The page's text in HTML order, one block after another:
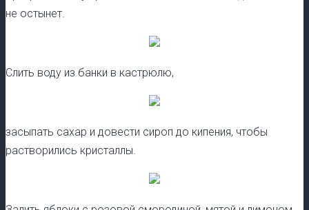
не остынет.
Слить воду из банки в кастрюлю,
засыпать сахар и довести сироп до кипения, чтобы
растворились кристаллы.